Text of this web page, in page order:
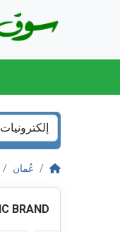
عُمان
BRAND